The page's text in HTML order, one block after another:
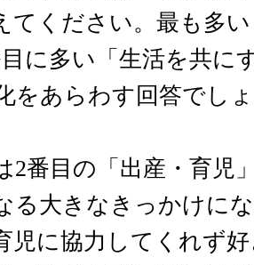
てください。最も多
に多い「生活を共に
をあらわす回答でし
2番目の「出産・育児
る大きなきっかけに
児に協力してくれず